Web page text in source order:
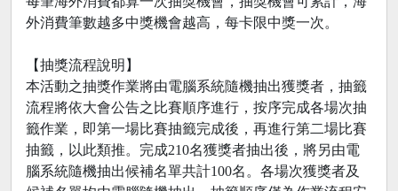
外消費筆數越多中獎機會越高，每卡限中獎一次。
【抽獎流程說明】
本活動之抽獎作業將由電腦系統隨機抽出獲獎者，抽籤
流程將依大會公告之比賽順序進行，按序完成各場次抽
籤作業，即第一場比賽抽籤完成後，再進行第二場比賽
抽籤，以此類推。完成210名獲獎者抽出後，將另由電
腦系統隨機抽出候補名單共計100名。各場次獲獎者及